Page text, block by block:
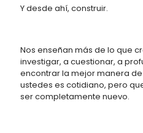
Y desde ahí, construir.
Nos enseñan más de lo que
investigar, a cuestionar, a
encontrar la mejor manera
ustedes es cotidiano, pero
ser completamente nuevo.